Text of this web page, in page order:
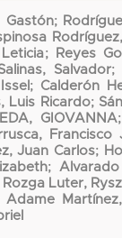
Gastón;
; Reyes
Salvador;
; Calderón
Luis Ricardo;
GIOVANNA
Francisco
Juan Carlos;
;
Rozga Luter,
Adame